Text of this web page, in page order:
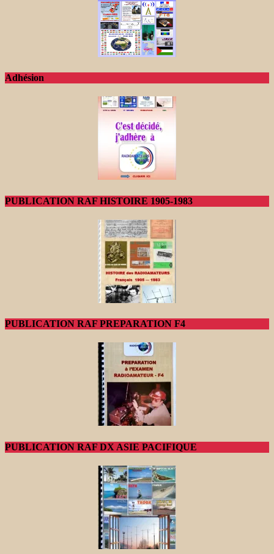
Adhésion
PUBLICATION RAF HISTOIRE 1905-1983
PUBLICATION RAF PREPARATION F4
PUBLICATION RAF DX ASIE PACIFIQUE